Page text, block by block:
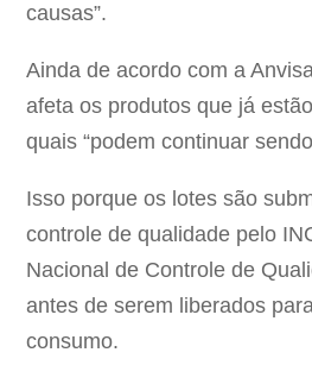
causas”.
Ainda de acordo com a
afeta os produtos que já
quais “podem continuar
Isso porque os lotes são
controle de qualidade pelo
Nacional de Controle de
antes de serem liberados
consumo.